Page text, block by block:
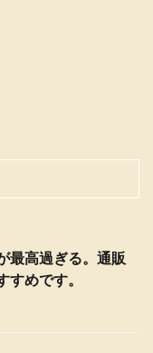
最高過ぎる。通販
めです。